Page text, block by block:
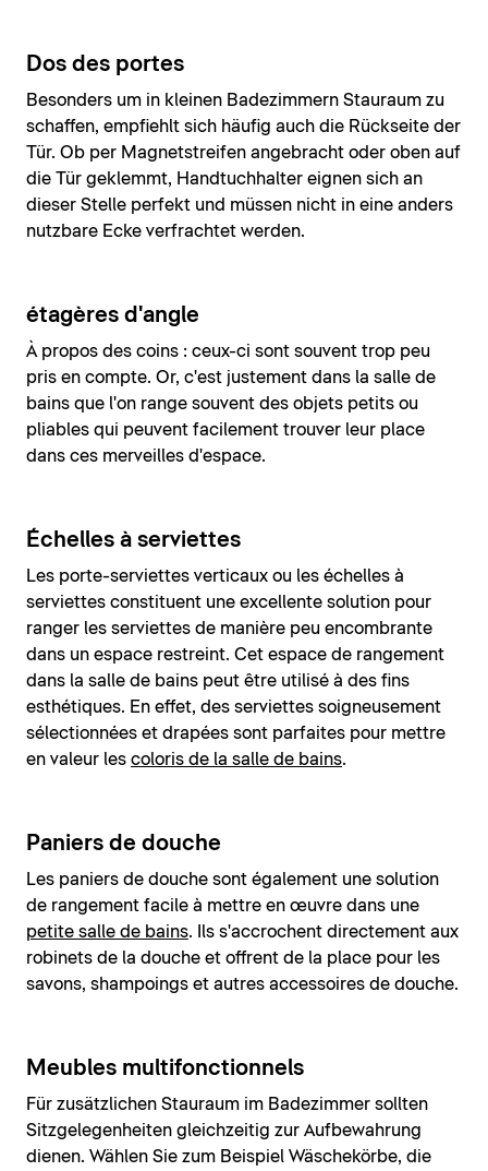
Dos des portes
Besonders um in kleinen Badezimmern Stauraum zu
schaffen, empfiehlt sich häufig auch die Rückseite der
Tür. Ob per Magnetstreifen angebracht oder oben auf
die Tür geklemmt, Handtuchhalter eignen sich an
dieser Stelle perfekt und müssen nicht in eine anders
nutzbare Ecke verfrachtet werden.
étagères d'angle
À propos des coins : ceux-ci sont souvent trop peu
pris en compte. Or, c'est justement dans la salle de
bains que l'on range souvent des objets petits ou
pliables qui peuvent facilement trouver leur place
dans ces merveilles d'espace.
Échelles à serviettes
Les porte-serviettes verticaux ou les échelles à
serviettes constituent une excellente solution pour
ranger les serviettes de manière peu encombrante
dans un espace restreint. Cet espace de rangement
dans la salle de bains peut être utilisé à des fins
esthétiques. En effet, des serviettes soigneusement
sélectionnées et drapées sont parfaites pour mettre
en valeur les coloris de la salle de bains.
Paniers de douche
Les paniers de douche sont également une solution
de rangement facile à mettre en œuvre dans une
petite salle de bains. Ils s'accrochent directement aux
robinets de la douche et offrent de la place pour les
savons, shampoings et autres accessoires de douche.
Meubles multifonctionnels
Für zusätzlichen Stauraum im Badezimmer sollten
Sitzgelegenheiten gleichzeitig zur Aufbewahrung
dienen. Wählen Sie zum Beispiel Wäschekörbe, die